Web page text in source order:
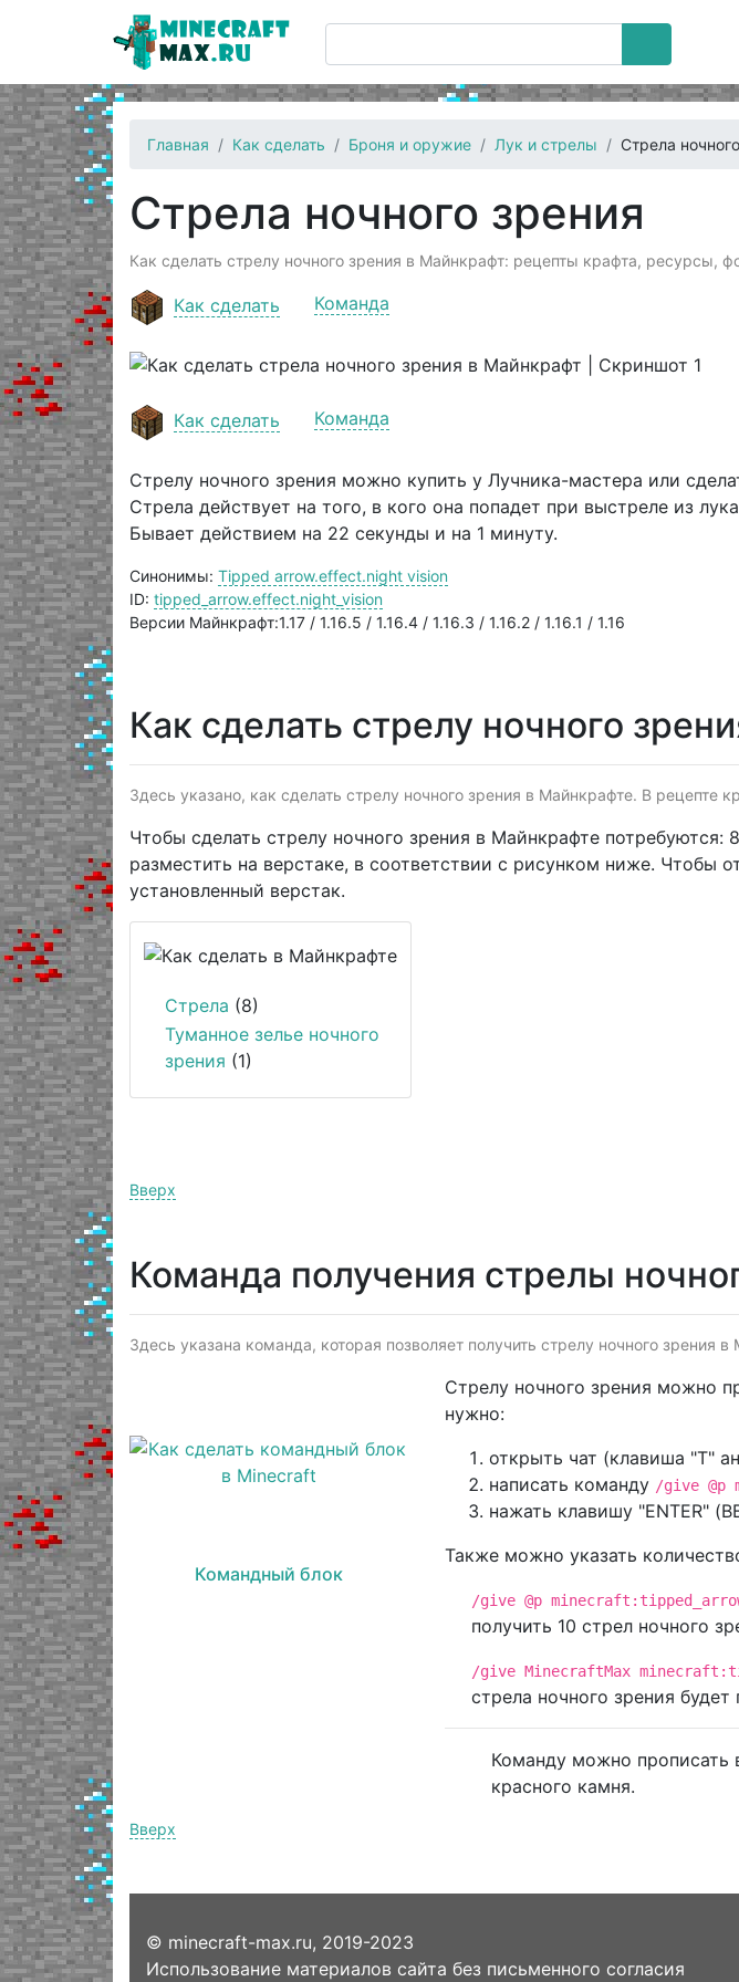
Главная Как сделать Броня и оружие Лук и стрелы Стрела
Стрела ночного зрения
Как сделать стрелу ночного зрения в Майнкрафт: рецепты крафта, ресурсы,
Как сделать Команда
Как сделать Команда
Стрелу ночного зрения можно купить у Лучника-мастера или
Стрела действует на того, в кого она попадет при выстреле из
Бывает действием на 22 секунды и на 1 минуту.
Синонимы: Tipped arrow.effect.night vision
ID: tipped_arrow.effect.night_vision
Версии Майнкрафт:1.17 / 1.16.5 / 1.16.4 / 1.16.3 / 1.16.2 / 1.16.1 / 1.16
Как сделать стрелу ночного
Здесь указано, как сделать стрелу ночного зрения в Майнкрафте. В
Чтобы сделать стрелу ночного зрения в Майнкрафте потребуются: 8
разместить на верстаке, в соответствии с рисунком ниже.
установленный верстак.
Стрела (8)
Туманное зелье ночного
зрения (1)
Вверх
Команда получения стрелы
Здесь указана команда, которая позволяет получить стрелу ночного зрения
Командный блок
Стрелу ночного зрения можно
нужно:
открыть чат (клавиша "T"
написать команду /give
нажать клавишу "ENTER"
Также можно указать
/give @p
получить 10 стрел ночного
/give MinecraftMax
стрела ночного зрения
Команду можно прописать
красного камня.
Вверх
© minecraft-max.ru, 2019-2023
Использование материалов сайта без письменного согласия